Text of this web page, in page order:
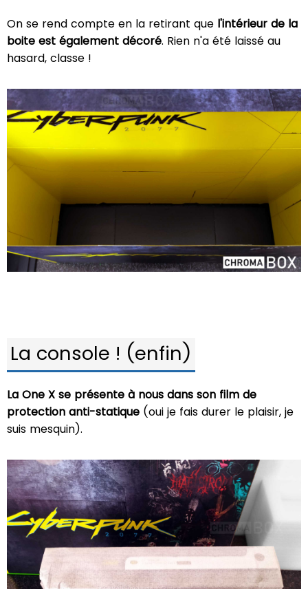
On se rend compte en la retirant que l'intérieur de la
boite est également décoré. Rien n'a été laissé au
hasard, classe !
La console ! (enfin)
La One X se présente à nous dans son film de
protection anti-statique (oui je fais durer le plaisir, je
suis mesquin).